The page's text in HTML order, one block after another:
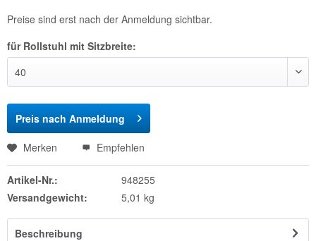
Preise sind erst nach der Anmeldung sichtbar.
für Rollstuhl mit Sitzbreite:
Preis nach Anmeldung
Merken Empfehlen
Artikel-Nr.:
948255
Versandgewicht:
5,01 kg
Beschreibung